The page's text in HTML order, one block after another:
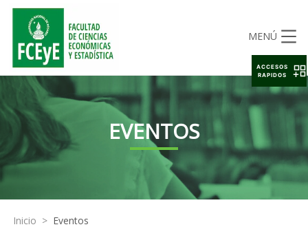
MENÚ
EVENTOS
Inicio > Eventos
ACCESOS
RAPIDOS